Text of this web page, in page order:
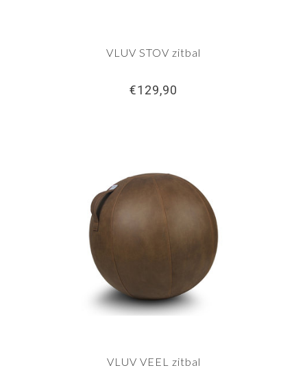
VLUV STOV zitbal
€129,90
VLUV VEEL zitbal